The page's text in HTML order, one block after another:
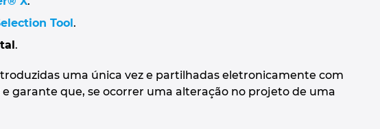
Tool .
.
uma única vez e partilhadas eletronicamente com
garante que, se ocorrer uma alteração no projeto de uma